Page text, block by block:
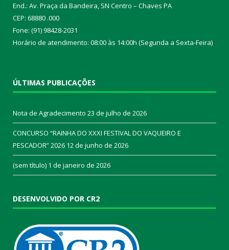
End.: Av. Praça da Bandeira, SN Centro – Chaves PA
CEP: 68880 .000
Fone: (91) 98428-2031
Horário de atendimento: 08:00 às 14:00h (Segunda a Sexta-Feira)
ÚLTIMAS PUBLICAÇÕES
Nota de Agradecimento 23 de julho de 2026
CONCURSO “RAINHA DO XXXI FESTIVAL DO VAQUEIRO E
PESCADOR” 2026 12 de junho de 2026
(sem título) 1 de janeiro de 2026
DESENVOLVIDO POR CR2